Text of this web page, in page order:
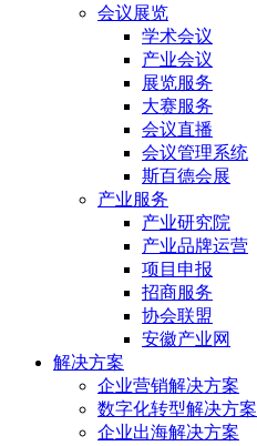
会议展览
学术会议
产业会议
展览服务
大赛服务
会议直播
会议管理系统
斯百德会展
产业服务
产业研究院
产业品牌运营
项目申报
招商服务
协会联盟
安徽产业网
解决方案
企业营销解决方案
数字化转型解决方案
企业出海解决方案